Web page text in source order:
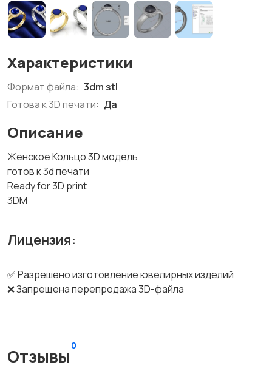
Характеристики
Формат файла: 3dm stl
Готова к 3D печати: Да
Описание
Женское Кольцо 3D модель
готов к 3d печати
Ready for 3D print
3DM
Лицензия:
✅ Разрешено изготовление ювелирных изделий
❌ Запрещена перепродажа 3D-файла
Отзывы
0